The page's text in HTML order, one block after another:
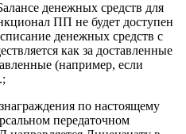
денежных средств для
ПП не будет доступен
денежных средств с
как за доставленные
(например, если
по настоящему
передаточном